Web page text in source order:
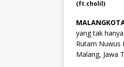
(ft.cholil)
yang tak
Rutam Nuwus
Malang, Jawa